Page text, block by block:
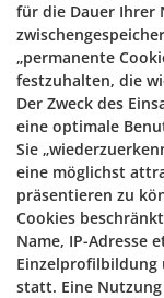
für die Dauer Ihrer
„permanente
festzuhalten, die
Der Zweck des
eine optimale
Sie
eine möglichst
präsentieren zu
Cookies
Name, IP-Adresse
statt. Eine